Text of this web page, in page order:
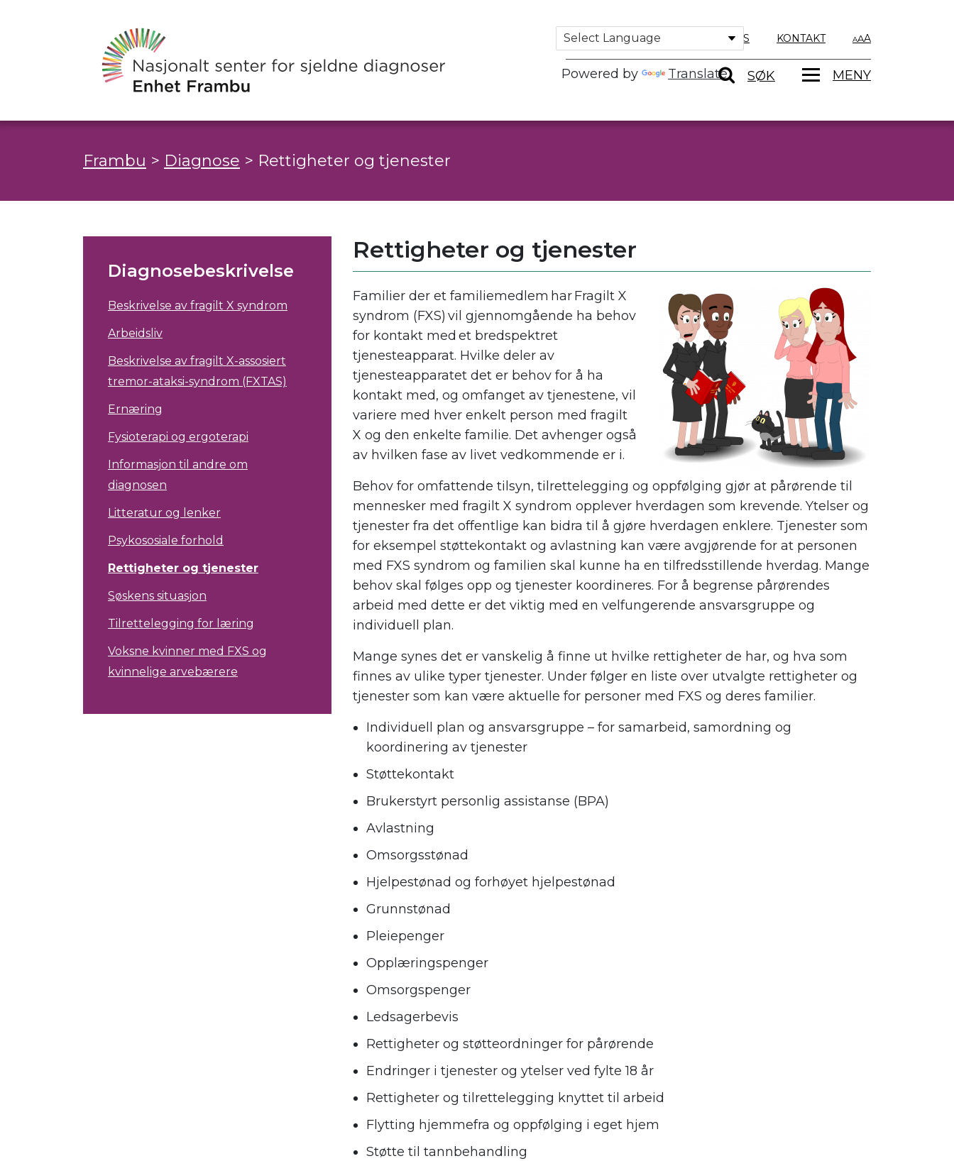
Powered by Translate
OM OSS KONTAKT A
SØK MENY
Frambu > Diagnose > Rettigheter og tjenester
Diagnosebeskrivelse
Beskrivelse av fragilt X syndrom
Arbeidsliv
Beskrivelse av fragilt X-assosiert
tremor-ataksi-syndrom (FXTAS)
Ernæring
Fysioterapi og ergoterapi
Informasjon til andre om
diagnosen
Litteratur og lenker
Psykososiale forhold
Rettigheter og tjenester
Søskens situasjon
Tilrettelegging for læring
Voksne kvinner med FXS og
kvinnelige arvebærere
Rettigheter og tjenester
Familier der et familiemedlem har Fragilt X
syndrom (FXS) vil gjennomgående ha behov
for kontakt med et bredspektret
tjenesteapparat. Hvilke deler av
tjenesteapparatet det er behov for å ha
kontakt med, og omfanget av tjenestene, vil
variere med hver enkelt person med fragilt
X og den enkelte familie. Det avhenger også
av hvilken fase av livet vedkommende er i.
Behov for omfattende tilsyn, tilrettelegging og oppfølging gjør at pårørende til
mennesker med fragilt X syndrom opplever hverdagen som krevende. Ytelser og
tjenester fra det offentlige kan bidra til å gjøre hverdagen enklere. Tjenester som
for eksempel støttekontakt og avlastning kan være avgjørende for at personen
med FXS syndrom og familien skal kunne ha en tilfredsstillende hverdag. Mange
behov skal følges opp og tjenester koordineres. For å begrense pårørendes
arbeid med dette er det viktig med en velfungerende ansvarsgruppe og
individuell plan.
Mange synes det er vanskelig å finne ut hvilke rettigheter de har, og hva som
finnes av ulike typer tjenester. Under følger en liste over utvalgte rettigheter og
tjenester som kan være aktuelle for personer med FXS og deres familier.
Individuell plan og ansvarsgruppe – for samarbeid, samordning og
koordinering av tjenester
Støttekontakt
Brukerstyrt personlig assistanse (BPA)
Avlastning
Omsorgsstønad
Hjelpestønad og forhøyet hjelpestønad
Grunnstønad
Pleiepenger
Opplæringspenger
Omsorgspenger
Ledsagerbevis
Rettigheter og støtteordninger for pårørende
Endringer i tjenester og ytelser ved fylte 18 år
Rettigheter og tilrettelegging knyttet til arbeid
Flytting hjemmefra og oppfølging i eget hjem
Støtte til tannbehandling